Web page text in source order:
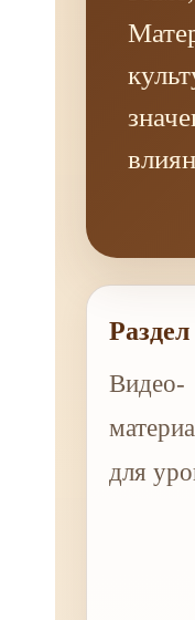
Раздел
Видео-
для